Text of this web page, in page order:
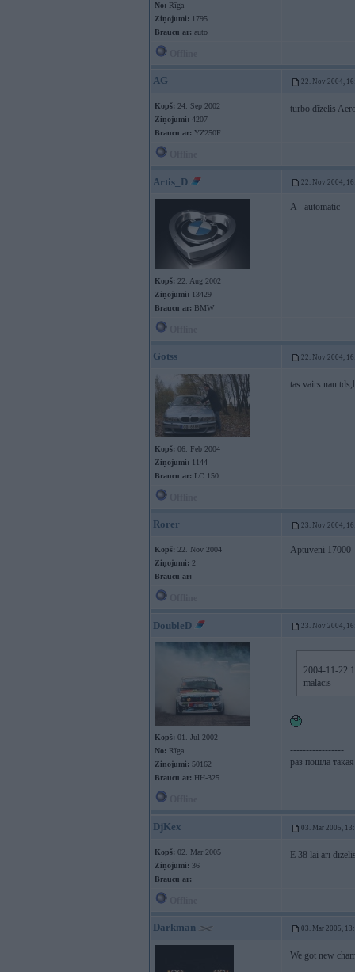
No: Rīga
Ziņojumi: 1795
Braucu ar: auto
AG 22. Nov 2004,
Kopš: 24. Sep 2002
Ziņojumi: 4207
Braucu ar: YZ250F
turbo dīzelis
Artis_D 22. Nov 2004,
Kopš: 22. Aug 2002
Ziņojumi: 13429
Braucu ar: BMW
A - automatic
Gotss 22. Nov 2004,
Kopš: 06. Feb 2004
Ziņojumi: 1144
Braucu ar: LC 150
tas vairs nau
Rorer 23. Nov 2004,
Kopš: 22. Nov 2004
Ziņojumi: 2
Braucu ar:
Aptuveni
DoubleD 23. Nov 2004,
Kopš: 01. Jul 2002
No: Rīga
Ziņojumi: 50162
Braucu ar: HH-325
2004-11-22
malacis
-----------------
раз пошла
DjKex 03. Mar 2005,
Kopš: 02. Mar 2005
Ziņojumi: 36
Braucu ar:
E 38 lai arī
Darkman 03. Mar 2005,
We got new